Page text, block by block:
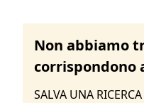
Non abbiamo
corrispondono
SALVA UNA